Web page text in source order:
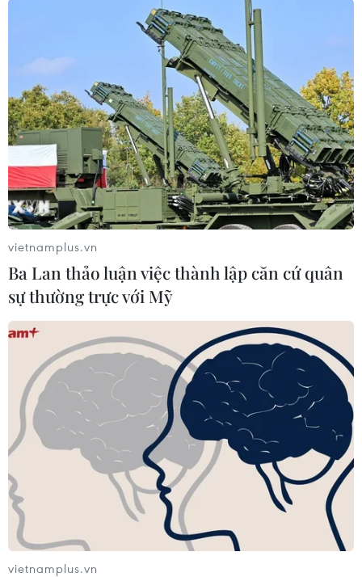
TIN LIÊN QUAN
Hải Phòng xử lý nghiêm trường hợp không
khai báo y tế, khai báo sai
22/02/2021 04:08
Chủ tịch Ủy ban nhân dân thành phố Hải Phòng
Nguyễn Văn Tùng yêu cầu các quận, huyện xử phạt vi
phạm hành chính với mức cao nhất đối với các công
dân sai phạm trong khai báo y tế.
vietnamplus.vn
Ba Lan thảo luận việc thành lập căn cứ quân
sự thường trực với Mỹ
vietnamplus.vn